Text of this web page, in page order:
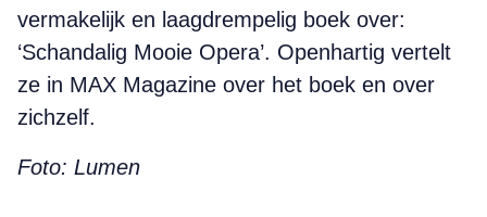
vermakelijk en laagdrempelig boek over:
‘Schandalig Mooie Opera’. Openhartig vertelt
ze in MAX Magazine over het boek en over
zichzelf.
Foto: Lumen